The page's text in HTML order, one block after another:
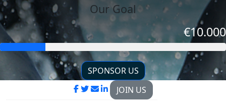
Our Goal
€10.000
SPONSOR US
JOIN US